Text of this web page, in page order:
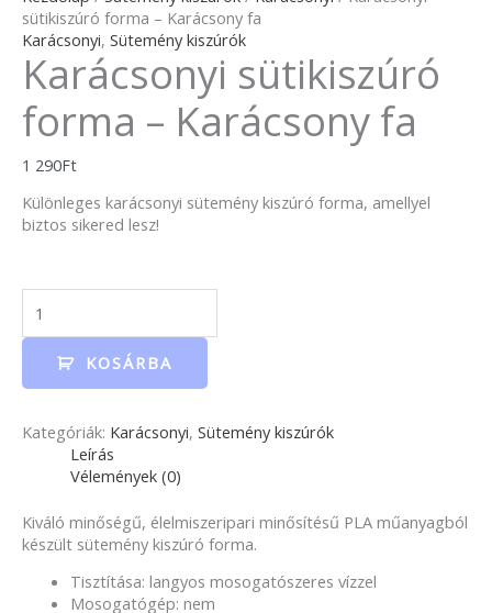
sütikiszúró forma – Karácsony fa
Karácsonyi, Sütemény kiszúrók
Karácsonyi sütikiszúró
forma – Karácsony fa
1 290Ft
Különleges karácsonyi sütemény kiszúró forma, amellyel
biztos sikered lesz!
KOSÁRBA
Kategóriák: Karácsonyi, Sütemény kiszúrók
Leírás
Vélemények (0)
Kiváló minőségű, élelmiszeripari minősítésű PLA műanyagból
készült sütemény kiszúró forma.
Tisztítása: langyos mosogatószeres vízzel
Mosogatógép: nem